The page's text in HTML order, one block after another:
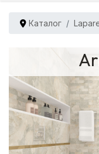
Каталог